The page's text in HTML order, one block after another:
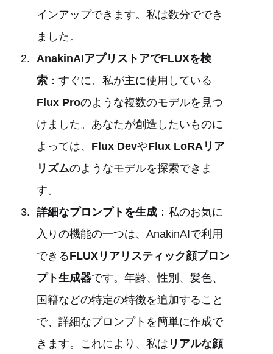
インアップできます。私は数分ででき
ました。
AnakinAIアプリストアでFLUXを検
索：すぐに、私が主に使用している
Flux Proのような複数のモデルを見つ
けました。あなたが創造したいものに
よっては、 Flux DevやFlux LoRAリア
リズムのようなモデルを探索できま
す。
詳細なプロンプトを生成：私のお気に
入りの機能の一つは、AnakinAIで利用
できるFLUXリアリスティック顔プロン
プト生成器です。年齢、性別、髪色、
国籍などの特定の特徴を追加すること
で、詳細なプロンプトを簡単に作成で
きます。これにより、私は リアルな顔